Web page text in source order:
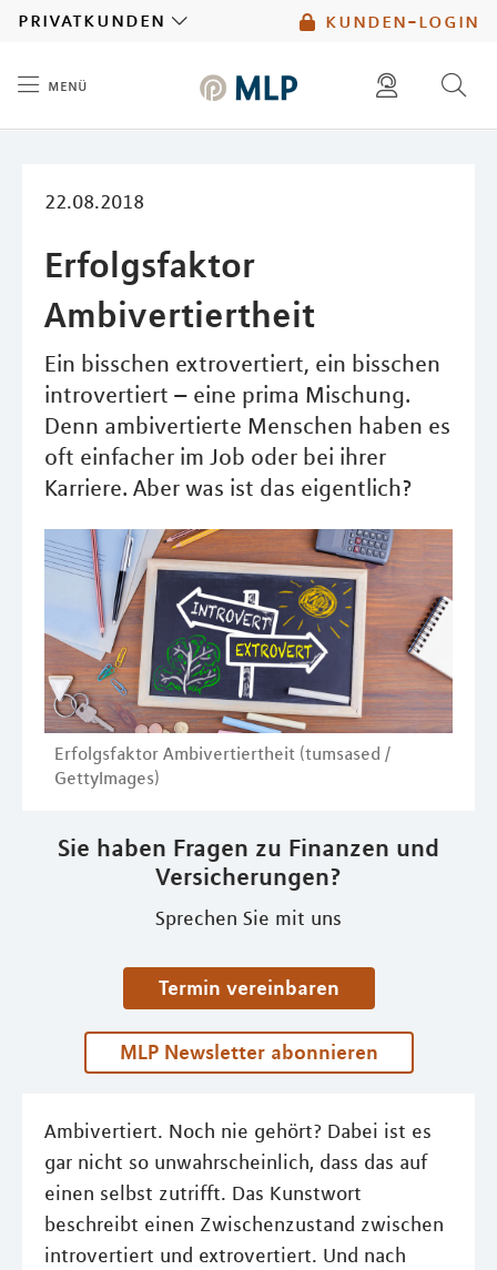
kunden-login
privatkunden
menü
22.08.2018
Erfolgsfaktor
Ambivertiertheit
Ein bisschen extrovertiert, ein bisschen
introvertiert – eine prima Mischung.
Denn ambivertierte Menschen haben es
oft einfacher im Job oder bei ihrer
Karriere. Aber was ist das eigentlich?
Erfolgsfaktor Ambivertiertheit (tumsased /
GettyImages)
Sie haben Fragen zu Finanzen und
Versicherungen?
Sprechen Sie mit uns
Termin vereinbaren
MLP Newsletter abonnieren
Ambivertiert. Noch nie gehört? Dabei ist es
gar nicht so unwahrscheinlich, dass das auf
einen selbst zutrifft. Das Kunstwort
beschreibt einen Zwischenzustand zwischen
introvertiert und extrovertiert. Und nach